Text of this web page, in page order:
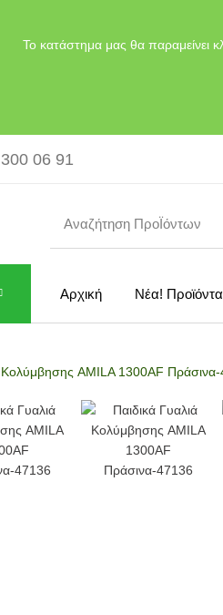
Το κατάστημα μας θα παραμείνει
06 91
Αρχική Νέα! Προϊόντα